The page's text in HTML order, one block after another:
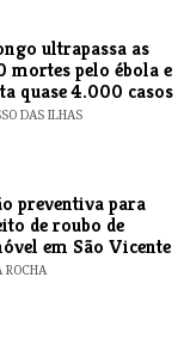
ultrapassa as
mortes pelo ébola e
quase 4.000 casos
DAS ILHAS
preventiva para
de roubo de
em São Vicente